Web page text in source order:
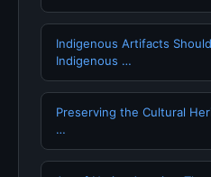
Indigenous Artifacts
Indigenous …
Preserving the Cultural
…